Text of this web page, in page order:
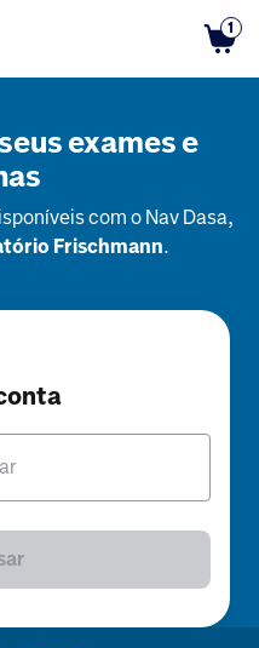
1
exames e
com o Nav Dasa,
Frischmann.